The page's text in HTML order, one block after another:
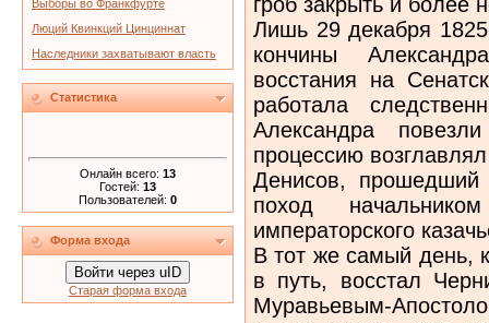
Выборы во Франкфурте
Люций Квинкций Цинциннат
Наследники захватывают власть
Статистика
Онлайн всего: 13
Гостей: 13
Пользователей: 0
Форма входа
Войти через uID
Старая форма входа
Лишь 29 декабря
кончины
восстания на
работала
Александра
процессию
Денисов, прошедший
поход
императорского
В тот же самый день,
в путь, восстал
Муравьевым-